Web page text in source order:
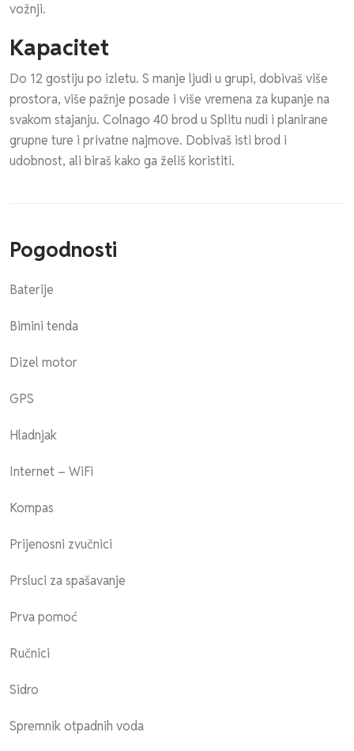
vožnji.
Kapacitet
Do 12 gostiju po izletu. S manje ljudi u grupi, dobivaš više
prostora, više pažnje posade i više vremena za kupanje na
svakom stajanju. Colnago 40 brod u Splitu nudi i planirane
grupne ture i privatne najmove. Dobivaš isti brod i
udobnost, ali biraš kako ga želiš koristiti.
Pogodnosti
Baterije
Bimini tenda
Dizel motor
GPS
Hladnjak
Internet – WiFi
Kompas
Prijenosni zvučnici
Prsluci za spašavanje
Prva pomoć
Ručnici
Sidro
Spremnik otpadnih voda